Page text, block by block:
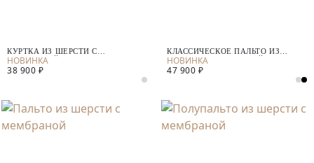
КУРТКА ИЗ ШЕРСТИ С
МЕМБРАНОЙ
38 900 ₽
КЛАССИЧЕСКОЕ ПАЛЬТО ИЗ
ШЕРСТИ С МЕМБРАНОЙ
47 900 ₽